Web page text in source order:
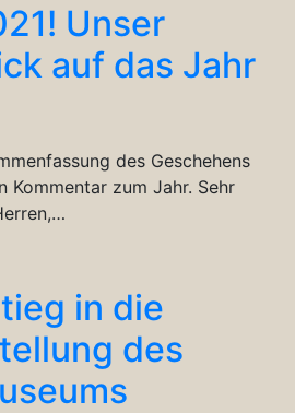
Unser
auf das Jahr
des Geschehens
Kommentar zum Jahr. Sehr
in die
des